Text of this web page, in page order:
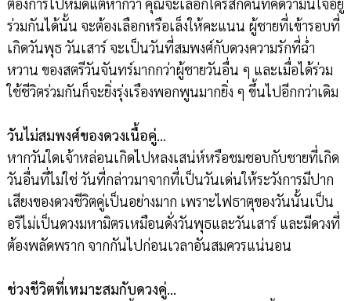
ต้องการไปหมดแต่หากว่า คุณจะเลือกใครสักคนที่คิดว่ามั่นใจอยู่
ร่วมกันได้นั้น จะต้องเลือกหรือเล็งให้คะแนน ผู้ชายที่เข้ารอบที่
เกิดวันพุธ วันเสาร์ จะเป็นวันที่สมพงศ์กับดวงความรักที่ฉ่ำ
หวาน ของสตรีวันจันทร์มากกว่าผู้ชายวันอื่น ๆ และเมื่อได้ร่วม
ใช้ชีวิตร่วมกันก็จะยิ่งรุ่งเรืองพอกพูนมากยิ่ง ๆ ขึ้นไปอีกกว่าเดิม
วันไม่สมพงศ์ของดวงเนื้อคู่…
หากวันใดเจ้าหล่อนเกิดไปหลงเสน่ห์หรือชมชอบกับชายที่เกิด
วันอื่นที่ไม่ใช่ วันที่กล่าวมาจากที่เป็นวันเด่นให้ระวังการมีปาก
เสียงของดวงชีวิตคู่เป็นอย่างมาก เพราะไฟธาตุของวันนั้นเป็น
อริไม่เป็นดวงมหามิตรเหมือนดั่งวันพุธและวันเสาร์ และมีดวงที่
ต้องพลัดพราก จากกันไปก่อนเวลาอันสมควรแน่นอน
ช่วงชีวิตที่เหมาะสมกับดวงคู่…